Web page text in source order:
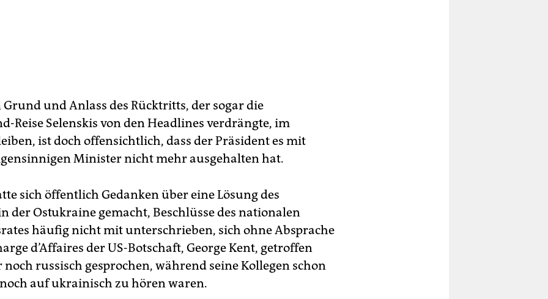
und Anlass des Rücktritts, der sogar die
Reise Selenskis von den Headlines verdrängte, im
ist doch offensichtlich, dass der Präsident es mit
Minister nicht mehr ausgehalten hat.
sich öffentlich Gedanken über eine Lösung des
der Ostukraine gemacht, Beschlüsse des nationalen
häufig nicht mit unterschrieben, sich ohne Absprache
d’Affaires der US-Botschaft, George Kent, getroffen
russisch gesprochen, während seine Kollegen schon
auf ukrainisch zu hören waren.